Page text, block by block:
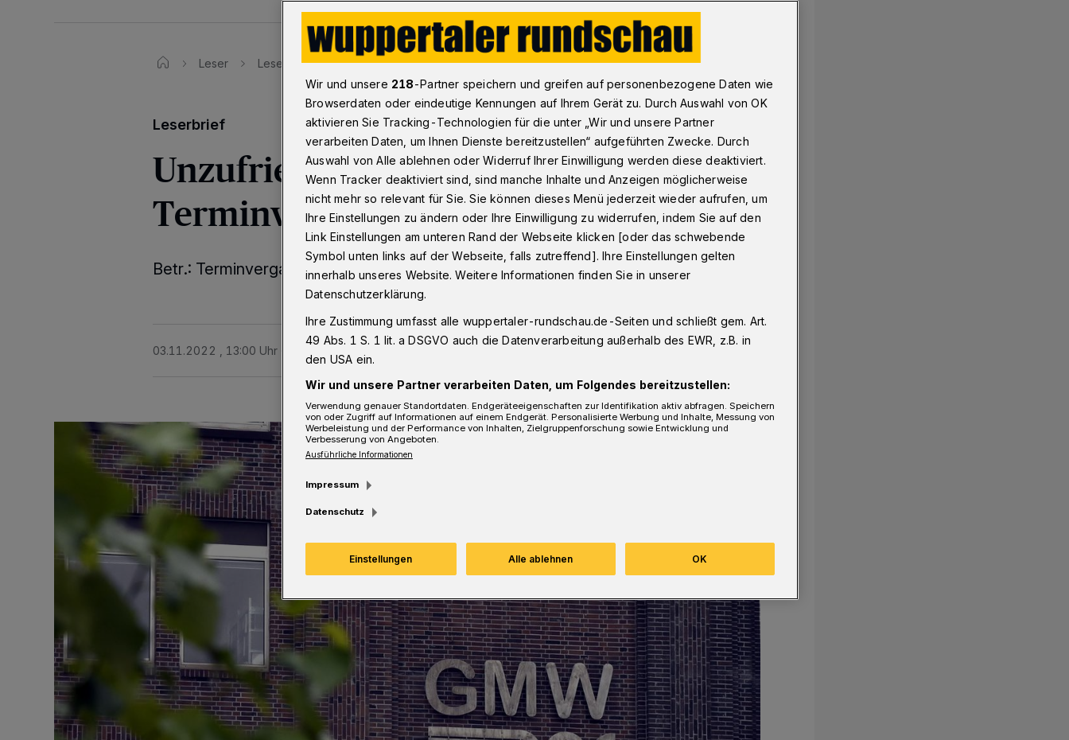
Leser Leserbrief an Wuppertaler Rundschau zum Straßenverkehrsamt
Leserbrief
Unzufrieden mit neuem
Terminvereinbarungssystem
Betr.: Terminvergabe beim Straßenverkehrsamt
03.11.2022 , 13:00 Uhr
Wir und unsere 218-Partner speichern und greifen auf personenbezogene Daten wie
Browserdaten oder eindeutige Kennungen auf Ihrem Gerät zu. Durch Auswahl von OK
aktivieren Sie Tracking-Technologien für die unter „Wir und unsere Partner
verarbeiten Daten, um Ihnen Dienste bereitzustellen“ aufgeführten Zwecke. Durch
Auswahl von Alle ablehnen oder Widerruf Ihrer Einwilligung werden diese deaktiviert.
Wenn Tracker deaktiviert sind, sind manche Inhalte und Anzeigen möglicherweise
nicht mehr so relevant für Sie. Sie können dieses Menü jederzeit wieder aufrufen, um
Ihre Einstellungen zu ändern oder Ihre Einwilligung zu widerrufen, indem Sie auf den
Link Einstellungen am unteren Rand der Webseite klicken [oder das schwebende
Symbol unten links auf der Webseite, falls zutreffend]. Ihre Einstellungen gelten
innerhalb unseres Website. Weitere Informationen finden Sie in unserer
Datenschutzerklärung.
Ihre Zustimmung umfasst alle wuppertaler-rundschau.de-Seiten und schließt gem. Art.
49 Abs. 1 S. 1 lit. a DSGVO auch die Datenverarbeitung außerhalb des EWR, z.B. in
den USA ein.
Wir und unsere Partner verarbeiten Daten, um Folgendes bereitzustellen:
Verwendung genauer Standortdaten. Endgeräteeigenschaften zur Identifikation aktiv abfragen. Speichern
von oder Zugriff auf Informationen auf einem Endgerät. Personalisierte Werbung und Inhalte, Messung von
Werbeleistung und der Performance von Inhalten, Zielgruppenforschung sowie Entwicklung und
Verbesserung von Angeboten.
Ausführliche Informationen
Impressum
Datenschutz
Einstellungen Alle ablehnen OK